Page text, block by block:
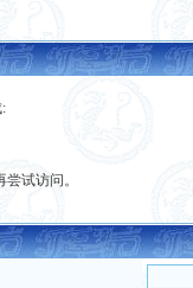
试访问。